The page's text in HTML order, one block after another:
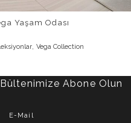
Yaşam Odası
Vega Collection
Bültenimize Abone Olun